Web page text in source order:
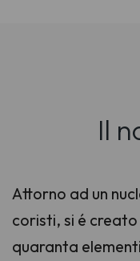
Il
Attorno ad un
coristi, si é
quaranta